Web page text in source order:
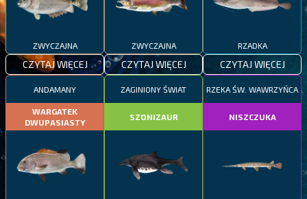
ZWYCZAJNA
CZYTAJ WIĘCEJ
ZWYCZAJNA
CZYTAJ WIĘCEJ
RZADKA
CZYTAJ WIĘCEJ
ANDAMANY
WARGATEK
DWUPASIASTY
ZAGINIONY ŚWIAT
SZONIZAUR
RZEKA ŚW. WAWRZYŃCA
NISZCZUKA